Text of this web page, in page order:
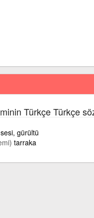
Türkçe Türkçe
gürültü
tarraka